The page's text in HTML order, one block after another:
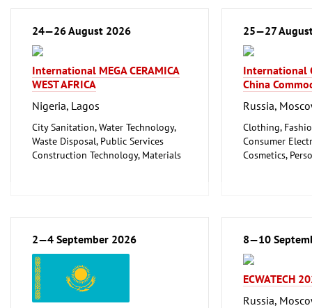
24—26 August 2026
International MEGA CERAMICA
WEST AFRICA
Nigeria, Lagos
City Sanitation, Water Technology,
Waste Disposal, Public Services
Construction Technology, Materials
tools, tools
25—27
International
China
Russia,
Clothing,
Consumer
Cosmetics,
2—4 September 2026 8—10
ECWATECH
Russia,